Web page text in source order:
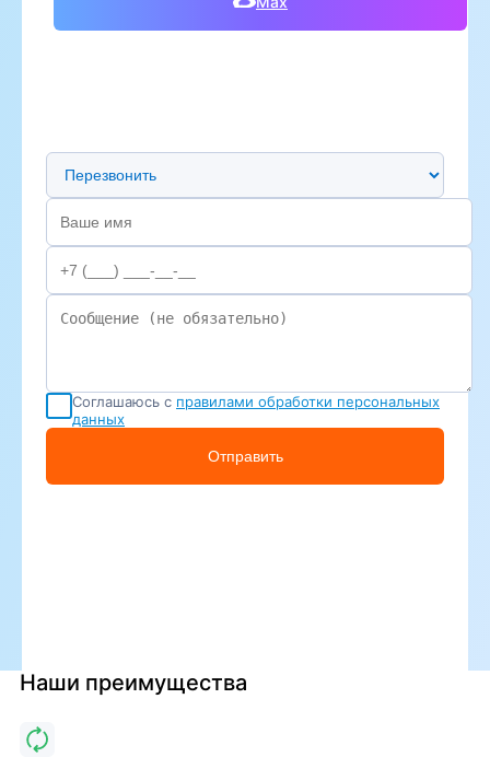
Предпочтительный способ связи
Соглашаюсь с правилами обработки персональных
данных
Отправить
Наши преимущества